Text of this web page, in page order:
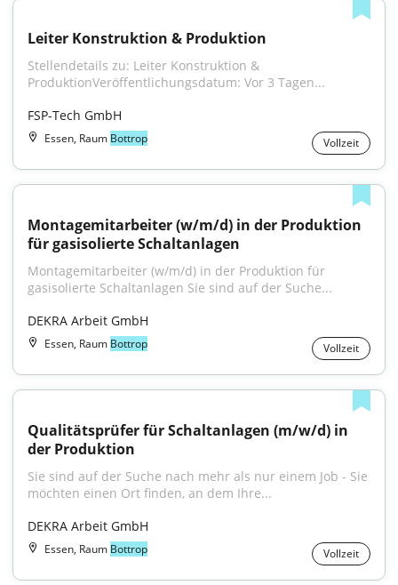
Leiter Konstruktion & Produktion
Stellendetails zu: Leiter Konstruktion &
ProduktionVeröffentlichungsdatum: Vor 3 Tagen...
FSP-Tech GmbH
Essen, Raum Bottrop Vollzeit
Montagemitarbeiter (w/m/d) in der Produktion
für gasisolierte Schaltanlagen
Montagemitarbeiter (w/m/d) in der Produktion für
gasisolierte Schaltanlagen Sie sind auf der Suche...
DEKRA Arbeit GmbH
Essen, Raum Bottrop Vollzeit
Qualitätsprüfer für Schaltanlagen (m/w/d) in
der Produktion
Sie sind auf der Suche nach mehr als nur einem Job - Sie
möchten einen Ort finden, an dem Ihre...
DEKRA Arbeit GmbH
Essen, Raum Bottrop Vollzeit